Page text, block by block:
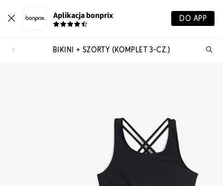
Aplikacja bonprix DO APP
BIKINI + SZORTY (KOMPLET 3-CZ.)